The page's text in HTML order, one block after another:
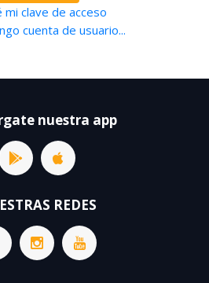
mi clave de acceso
cuenta de usuario...
nuestra app
REDES